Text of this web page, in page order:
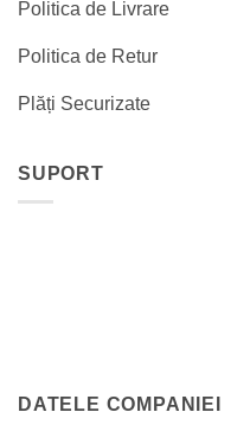
Politica de Livrare
Politica de Retur
Plăți Securizate
SUPORT
DATELE COMPANIEI